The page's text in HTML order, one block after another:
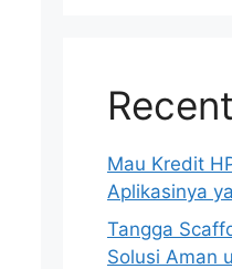
Mau Kredit
Aplikasinya
Tangga
Solusi Aman